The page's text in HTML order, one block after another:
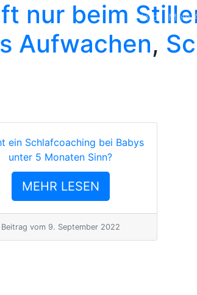
Info Mein
nur beim
Aufwachen,
ein Schlafcoaching bei Babys
unter 5 Monaten Sinn?
MEHR LESEN
Beitrag vom 9. September 2022